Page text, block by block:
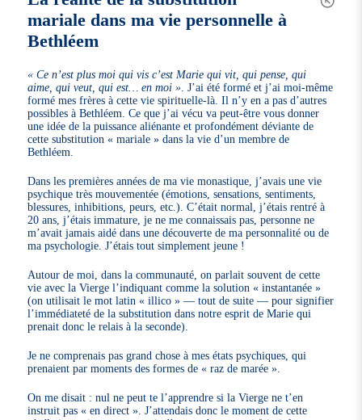
mariale dans ma vie personnelle à
Bethléem
« Ce n’est plus moi qui vis c’est Marie qui vit, qui pense, qui
aime, qui veut, qui est… en moi » . J’ai été formé et j’ai moi-même
formé mes frères à cette vie spirituelle-là. Il n’y en a pas d’autres
possibles à Bethléem. Ce que j’ai vécu va peut-être vous donner
une idée de la puissance aliénante et profondément déviante de
cette substitution « mariale » dans la vie d’un membre de
Bethléem.
Dans les premières années de ma vie monastique, j’avais une vie
psychique très mouvementée (émotions, sensations, sentiments,
blessures, inhibitions, peurs, etc.). C’était normal, j’étais rentré à
20 ans, j’étais immature, je ne me connaissais pas, personne ne
m’avait jamais aidé dans une découverte de ma personnalité ou de
ma psychologie. J’étais tout simplement jeune !
Autour de moi, dans la communauté, on parlait souvent de cette
vie avec la Vierge l’indiquant comme la solution « instantanée »
(on utilisait le mot latin « illico » — tout de suite — pour signifier
l’immédiateté de la substitution dans notre esprit de Marie qui
prenait donc le relais à la seconde).
Je ne comprenais pas grand chose à mes états psychiques, qui
prenaient par moments des formes de « raz de marée ».
On me disait : nul ne peut te l’apprendre si la Vierge ne t’en
instruit pas « en direct ». J’attendais donc le moment de cette